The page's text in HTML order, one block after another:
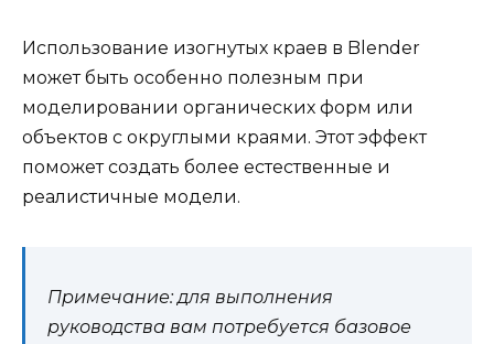
Использование изогнутых краев в Blender
может быть особенно полезным при
моделировании органических форм или
объектов с округлыми краями. Этот эффект
поможет создать более естественные и
реалистичные модели.
Примечание: для выполнения
руководства вам потребуется базовое